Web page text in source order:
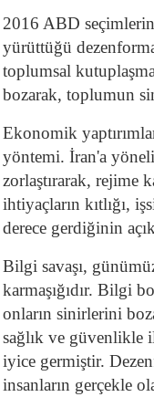
2016 ABD
yürüttüğü
toplumsal
bozarak, toplumun
Ekonomik
yöntemi. İran'a
zorlaştırarak, rejime
ihtiyaçların kıtlığı,
derece gerdiğinin
Bilgi savaşı,
karmaşığıdır. Bilgi
onların sinirlerini
sağlık ve
iyice germiştir.
insanların gerçekle